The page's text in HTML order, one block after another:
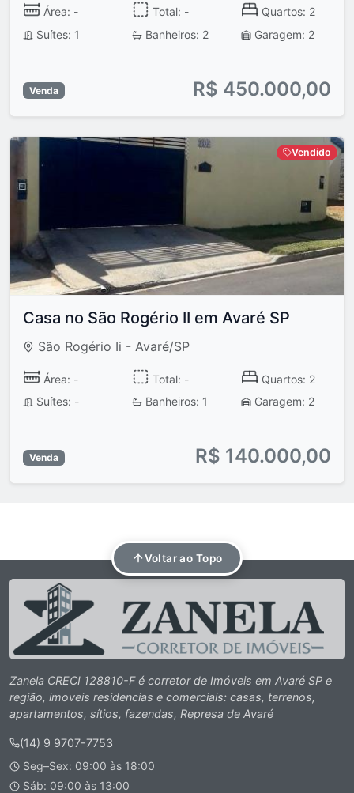
Área: - Total: -
Quartos: 2
Suítes: 1
Banheiros: 2 Garagem: 2
Venda R$ 450.000,00
Vendido
Casa no São Rogério II em Avaré SP
São Rogério Ii - Avaré/SP
Área: - Total: -
Quartos: 2
Suítes: -
Banheiros: 1 Garagem: 2
Venda R$ 140.000,00
Voltar ao Topo
Zanela CRECI 128810-F é corretor de Imóveis em Avaré SP e
região, imoveis residencias e comerciais: casas, terrenos,
apartamentos, sítios, fazendas, Represa de Avaré
(14) 9 9707-7753
Seg–Sex: 09:00 às 18:00
Sáb: 09:00 às 13:00